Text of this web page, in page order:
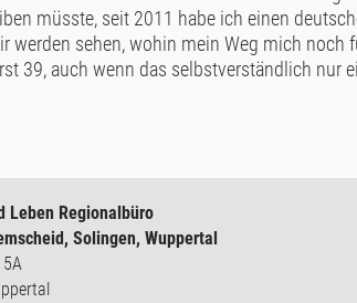
müsste, seit 2011 habe ich einen
werden sehen, wohin mein Weg mich
39, auch wenn das selbstverständlich nur
Leben Regionalbüro
Solingen, Wuppertal